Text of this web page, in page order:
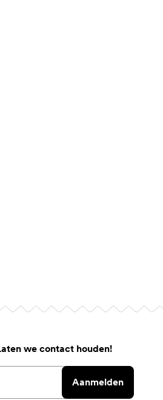
we contact houden!
Aanmelden